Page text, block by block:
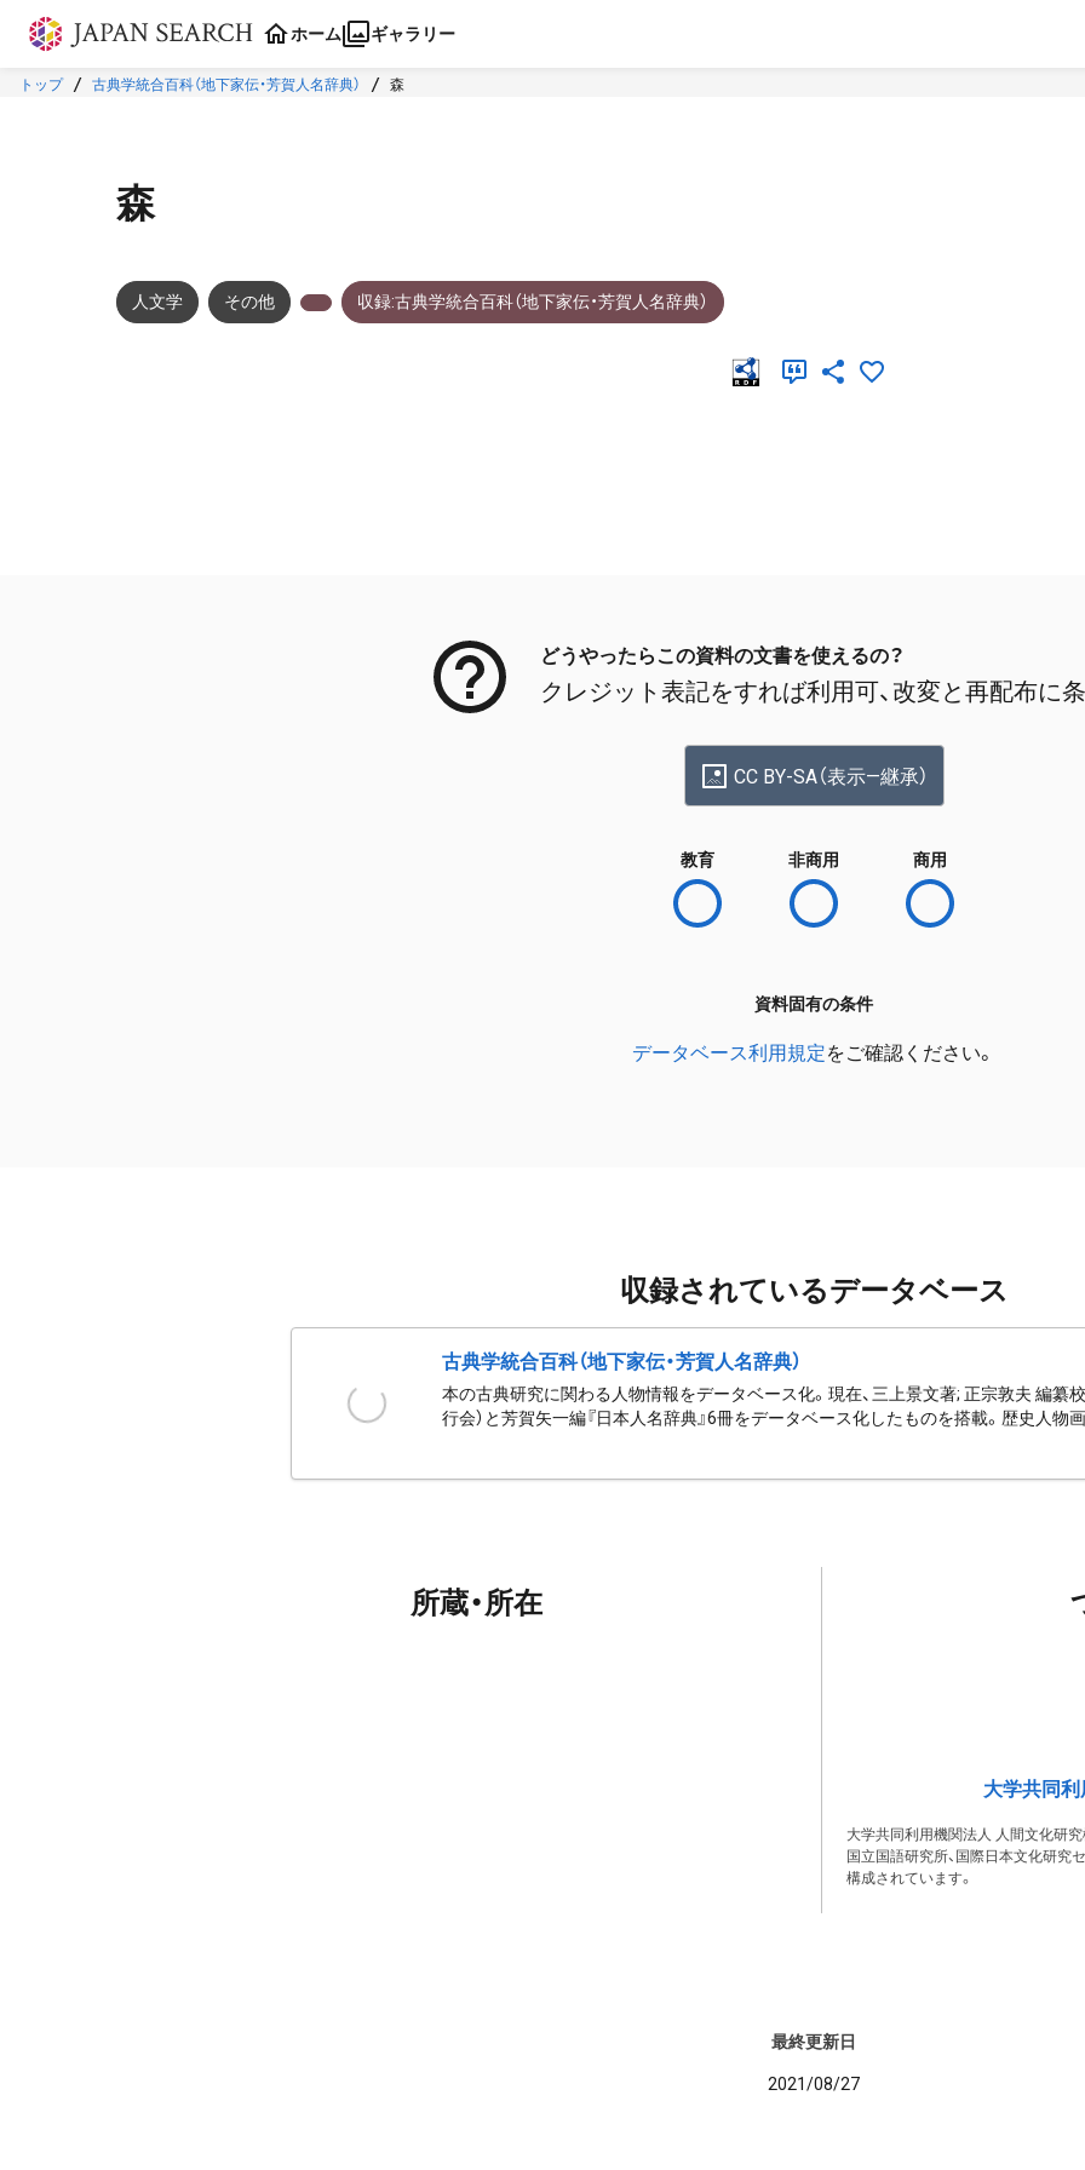
本文に飛ぶ
ホーム ギャラリー
トップ 古典学統合百科（地下家伝・芳賀人名辞典） 森
森
人文学 その他 収録:古典学統合百科（地下家伝・芳賀人名辞典）
どうやったらこの資料の文書を使えるの？
クレジット表記をすれば利用可、改変と再配布に
CC BY-SA（表示—継承）
教育 非商用 商用
資料固有の条件
データベース利用規定をご確認ください。
収録されているデータベース
古典学統合百科（地下家伝・芳賀人名辞典）
本の古典研究に関わる人物情報をデータベース化。現在、三上景文著; 正宗敦夫 編纂校
行会）と芳賀矢一編『日本人名辞典』6冊をデータベース化したものを搭載。歴史人物
所蔵・所在
大学共同
大学共同利用機関法人 人間文化研究
国立国語研究所、国際日本文化研究
構成されています。
最終更新日
2021/08/27